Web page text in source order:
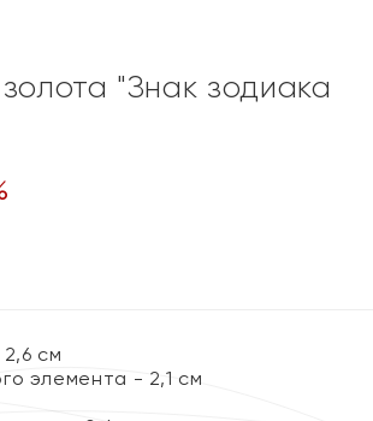
"Знак зодиака
см
элемента - 2,1 см